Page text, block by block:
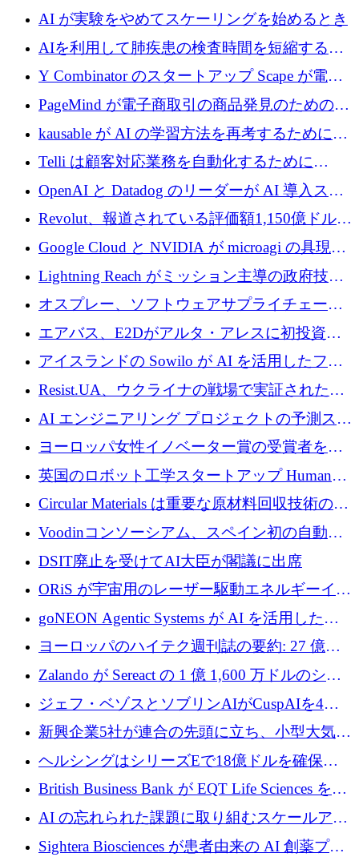
代わりにプリプロダクションに賭けました
AI が実験をやめてスケーリングを始めるとき
AIを利用して肺疾患の検査時間を短縮する英
国のヘルステック挑戦者が1900万ドルを獲得
Y Combinator のスタートアップ Scape が電子
メールを再考するために 320 万ドルを調達し
てステルスから浮上
PageMind が電子商取引の商品発見のための
AI を拡張するために 120 万ユーロを調達
kausable が AI の学習方法を再考するために
1,200 万ユーロを調達
Telli は顧客対応業務を自動化するために
1,500 万ドルのシードを確保
OpenAI と Datadog のリーダーが AI 導入スタ
ートアップ Arrakis を支援
Revolut、報道されている評価額1,150億ドルで
の新たな二次株式売却を確認
Google Cloud と NVIDIA が microagi の具現化
された AI の野望を推進
Lightning Reach がミッション主導の政府技術
グループとしてポートフォリオを拡大し ETG
に買収
オスプレー、ソフトウェアサプライチェーン
攻撃を阻止するために265万ドルを確保
エアバス、E2Dがアルタ・アレスに初投資、
欧州防衛技術ファンドに5億ユーロを拠出
アイスランドの Sowilo が AI を活用したファ
ッション製品インテリジェンス プラットフォ
ームを拡大するためにプレシードを調達
Resist.UA、ウクライナの戦場で実証された防
衛技術を拡大するために5,000万ユーロの欧州
基金を立ち上げる
AI エンジニアリング プロジェクトの予測スタ
ートアップ Cascade が a16z アクセラレータか
らの支援を獲得
ヨーロッパ女性イノベーター賞の受賞者を紹
介します
英国のロボット工学スタートアップ Humanoid
がシリーズ A 1 億 5,200 万ドルで評価額 13 億
5,000 万ドルに到達
Circular Materials は重要な原材料回収技術の拡
張に 1,180 万ユーロを確保
Voodinコンソーシアム、スペイン初の自動木
製ブレード工場の建設にEU補助金4,800万ユ
ーロを確保
DSIT廃止を受けてAI大臣が閣議に出席
ORiS が宇宙用のレーザー駆動エネルギーイン
フラの構築に 500 万ユーロを調達
goNEON Agentic Systems が AI を活用したイ
ンフラ計画を加速するために 16 万ユーロを確
ヨーロッパのハイテク週刊誌の要約: 27 億ユ
ーロを超える 60 以上のハイテク資金調達取引
Zalando が Sereact の 1 億 1,600 万ドルのシリ
ーズ B に参加し、AI を活用した倉庫自動化を
ジェフ・ベゾスとソブリンAIがCuspAIを4億
5,000万ドルの資金調達で支援
新興企業5社が連合の先頭に立ち、小型大気質
センサーをEUのクリーンエア政策の中心に据
ヘルシングはシリーズEで18億ドルを確保、
ウーバーはデリバリー・ヒーローを130億ユー
ロの契約で買収、レボルトは2027年に米国の
銀行を立ち上げる
British Business Bank が EQT Life Sciences を
2,500 万ユーロのコミットメントで支援
AI の忘れられた課題に取り組むスケールアッ
プを実現: カメラロール
Sightera Biosciences が患者由来の AI 創薬プラ